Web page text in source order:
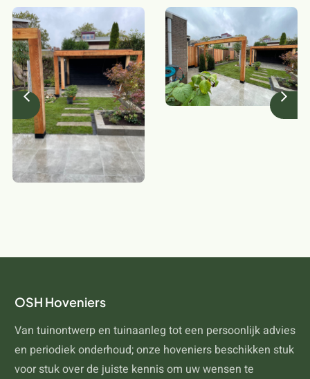
OSH Hoveniers
Van tuinontwerp en tuinaanleg tot een persoonlijk advies
en periodiek onderhoud; onze hoveniers beschikken stuk
voor stuk over de juiste kennis om uw wensen te